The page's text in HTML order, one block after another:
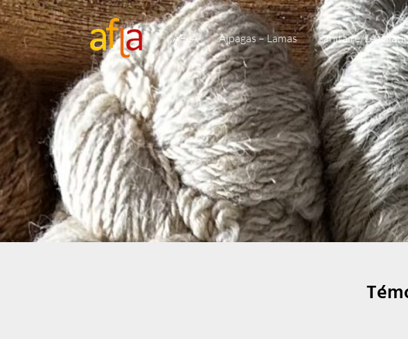
AFLA Alpagas – Lamas Sanitaire/